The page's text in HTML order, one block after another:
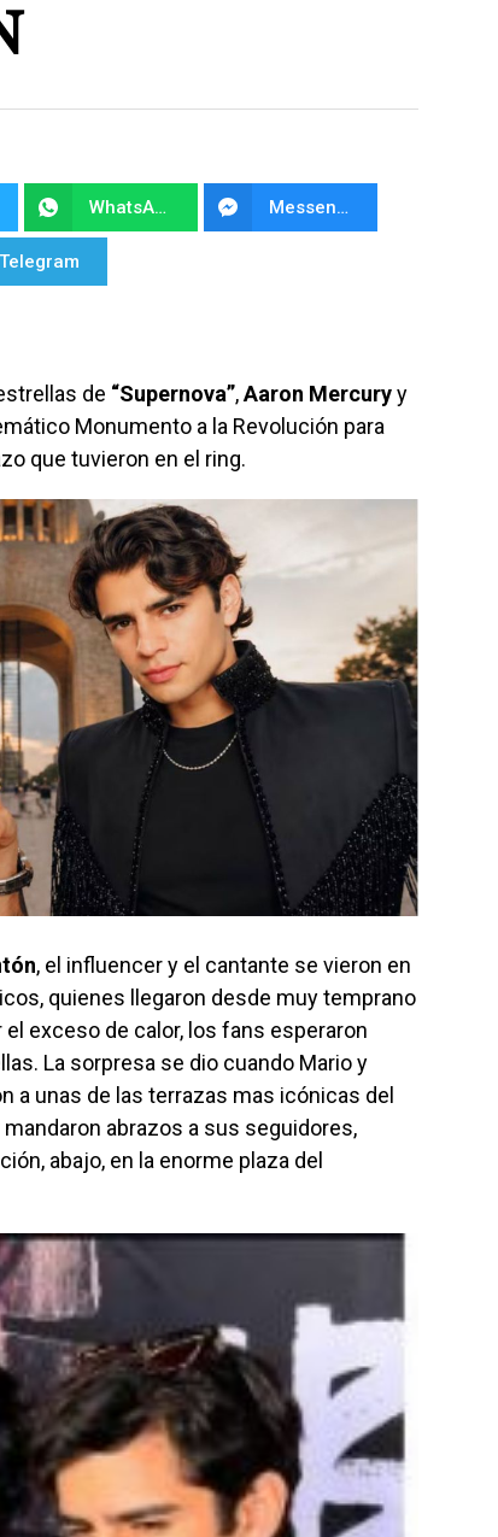
WhatsApp Messenger
Telegram
de “Supernova”,Aaron Mercuryy
Monumento a la Revolución para
que tuvieron en el ring.
, el influencer y el cantante se vieron en
quienes llegaron desde muy temprano
el exceso de calor, los fans esperaron
La sorpresa se dio cuando Mario y
a unas de las terrazas mas icónicas del
mandaron abrazos a sus seguidores,
abajo, en la enorme plaza del